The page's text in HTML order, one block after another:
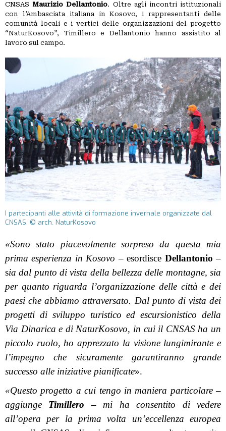
PICCOLI
ANNUNCI
CNSASMaurizio Dellantonio. Oltre agli incontri istituzionali
con l’Ambasciata italiana in Kosovo, i rappresentanti delle
comunità locali e i vertici delle organizzazioni del progetto
“NaturKosovo”, Timillero e Dellantonio hanno assistito al
lavoro sul campo.
I partecipanti alle attività di formazione invernale organizzate dal
CNSAS. © arch. NaturKosovo
«Sono stato piacevolmente sorpreso da questa mia
prima esperienza in Kosovo – esordisce Dellantonio –
sia dal punto di vista della bellezza delle montagne, sia
per quanto riguarda l’organizzazione delle città e dei
paesi che abbiamo attraversato. Dal punto di vista dei
progetti di sviluppo turistico ed escursionistico della
Via Dinarica e di NaturKosovo, in cui il CNSAS ha un
piccolo ruolo, ho apprezzato la visione lungimirante e
l’impegno che sicuramente garantiranno grande
successo alle iniziative pianificate».
«Questo progetto a cui tengo in maniera particolare –
aggiunge Timillero – mi ha consentito di vedere
all’opera per la prima volta un’eccellenza europea